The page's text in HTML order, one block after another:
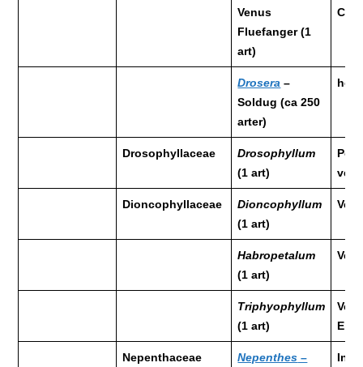
Venus
Fluefanger (1
art)
Drosera –
Soldug (ca 250
arter)
Drosophyllaceae
Drosophyllum
(1 art)
Dioncophyllaceae
Dioncophyllum
(1 art)
Habropetalum
(1 art)
Triphyophyllum
(1 art)
Nepenthaceae Nepenthes –